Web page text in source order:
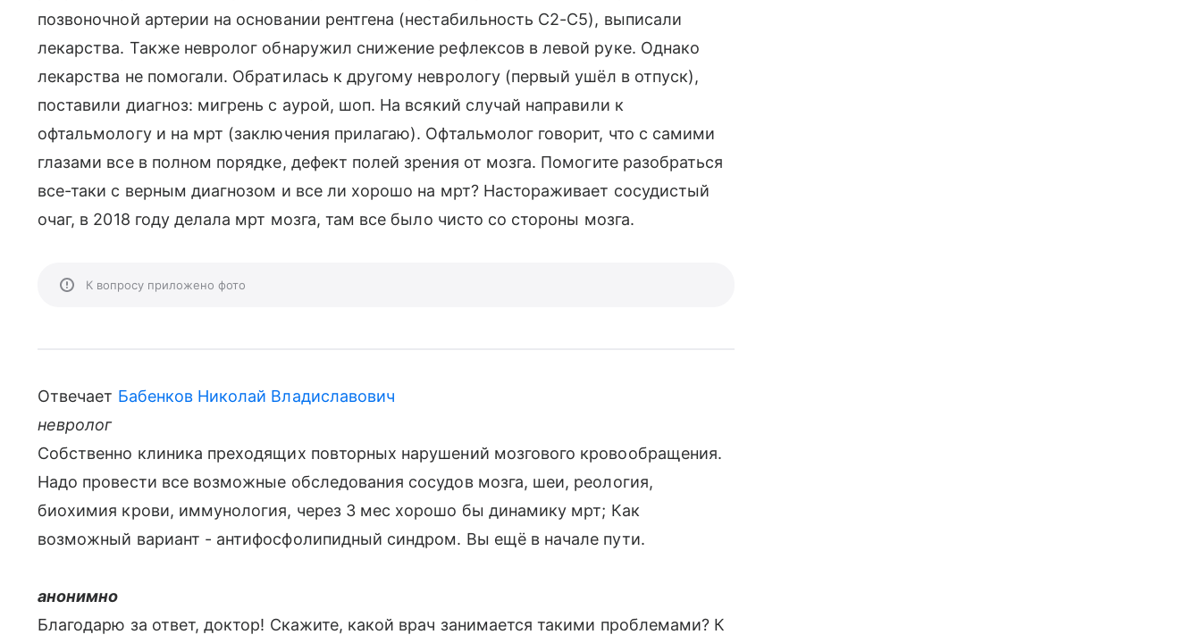
позвоночной артерии на основании рентгена (нестабильность С2-С5), выписали
лекарства. Также невролог обнаружил снижение рефлексов в левой руке. Однако
лекарства не помогали. Обратилась к другому неврологу (первый ушёл в отпуск),
поставили диагноз: мигрень с аурой, шоп. На всякий случай направили к
офтальмологу и на мрт (заключения прилагаю). Офтальмолог говорит, что с самими
глазами все в полном порядке, дефект полей зрения от мозга. Помогите разобраться
все-таки с верным диагнозом и все ли хорошо на мрт? Настораживает сосудистый
очаг, в 2018 году делала мрт мозга, там все было чисто со стороны мозга.
К вопросу приложено фото
Отвечает Бабенков Николай Владиславович
невролог
Собственно клиника преходящих повторных нарушений мозгового кровообращения.
Надо провести все возможные обследования сосудов мозга, шеи, реология,
биохимия крови, иммунология, через 3 мес хорошо бы динамику мрт; Как
возможный вариант - антифосфолипидный синдром. Вы ещё в начале пути.
анонимно
Благодарю за ответ, доктор! Скажите, какой врач занимается такими проблемами? К